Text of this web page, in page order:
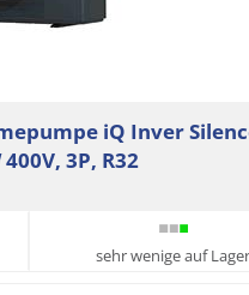
iQ Inver
3P, R32
sehr wenige auf Lager